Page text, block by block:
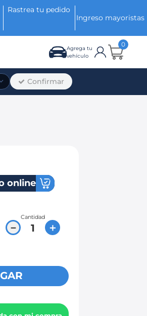
Rastrea tu pedido
Ingreso mayoristas
Agrega tu
vehículo
0
Confirmar
online
Cantidad
＋
－